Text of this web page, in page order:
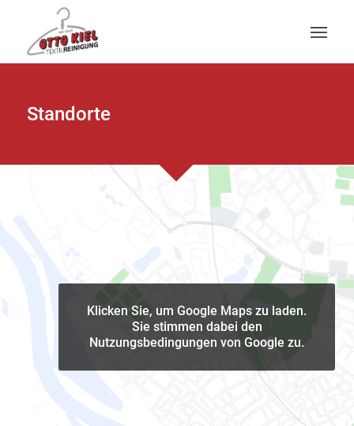
Standorte
Klicken Sie, um Google Maps zu laden.
Sie stimmen dabei den
Nutzungsbedingungen von Google zu.